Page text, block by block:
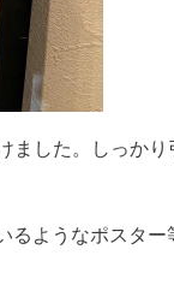
した。しっか
ようなポスタ